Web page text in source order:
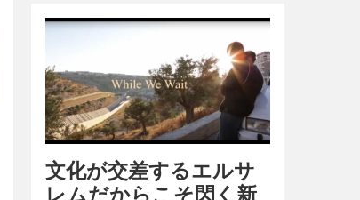
文化が交差するエルサ
レムだからこそ閃く新